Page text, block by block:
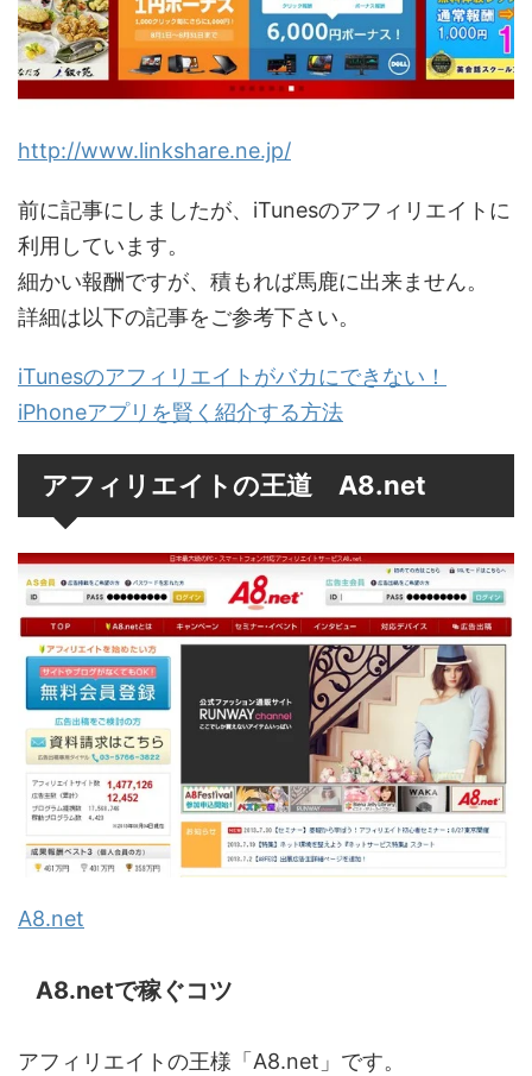
http://www.linkshare.ne.jp/
前に記事にしましたが、iTunesのアフィリエイトに
利用しています。
細かい報酬ですが、積もれば馬鹿に出来ません。
詳細は以下の記事をご参考下さい。
iTunesのアフィリエイトがバカにできない！
iPhoneアプリを賢く紹介する方法
アフィリエイトの王道 A8.net
A8.net
A8.netで稼ぐコツ
アフィリエイトの王様「A8.net」です。